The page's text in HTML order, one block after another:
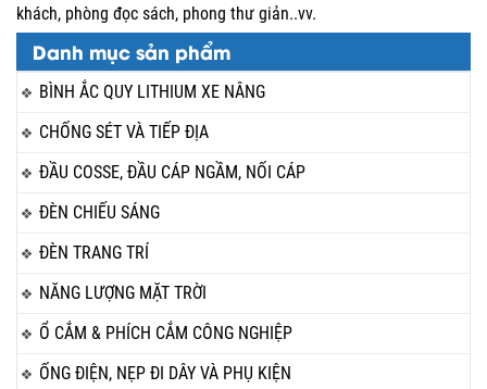
Danh mục sản phẩm
BÌNH ẮC QUY LITHIUM XE NÂNG
CHỐNG SÉT VÀ TIẾP ĐỊA
ĐẦU COSSE, ĐẦU CÁP NGẦM, NỐI CÁP
ĐÈN CHIẾU SÁNG
ĐÈN TRANG TRÍ
NĂNG LƯỢNG MẶT TRỜI
Ổ CẮM & PHÍCH CẮM CÔNG NGHIỆP
ỐNG ĐIỆN, NẸP ĐI DÂY VÀ PHỤ KIỆN
khách, phòng đọc sách, phong thư giản..vv.